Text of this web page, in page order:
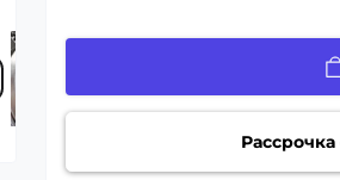
Рассрочка